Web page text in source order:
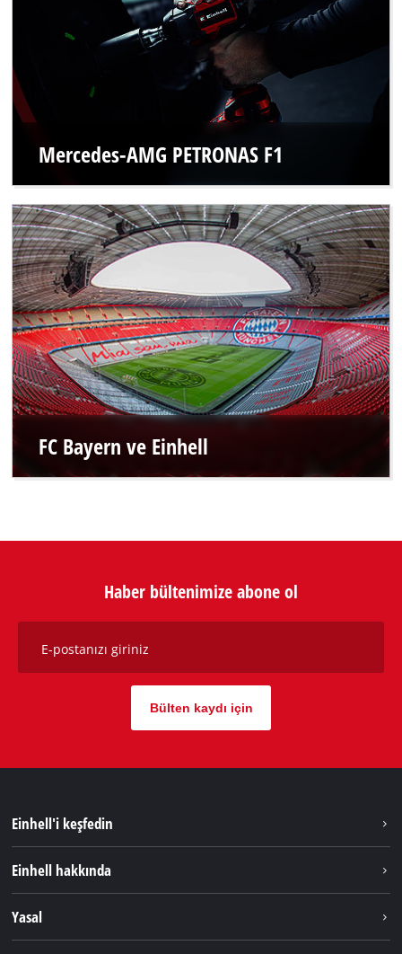
Mercedes-AMG PETRONAS F1
FC Bayern ve Einhell
Haber bültenimize abone ol
E-postanızı giriniz
Bülten kaydı için
Einhell'i keşfedin
Hizmetler
Einhell hakkında
Yasal